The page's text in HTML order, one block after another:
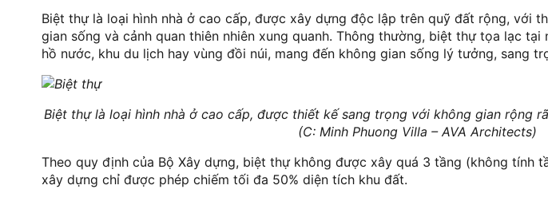
Biệt thự là loại hình nhà ở cao cấp, được xây dựng độc lập trên quỹ đất rộng, với
gian sống và cảnh quan thiên nhiên xung quanh. Thông thường, biệt thự tọa lạc
hồ nước, khu du lịch hay vùng đồi núi, mang đến không gian sống lý tưởng, sang
Biệt thự là loại hình nhà ở cao cấp, được thiết kế sang trọng với không gian rộng
(C: Minh Phuong Villa – AVA Architects)
Theo quy định của Bộ Xây dựng, biệt thự không được xây quá 3 tầng (không tính
xây dựng chỉ được phép chiếm tối đa 50% diện tích khu đất.